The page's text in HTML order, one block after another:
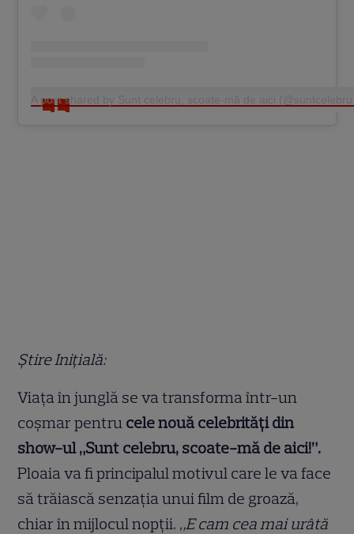
A post shared by Sunt celebru, scoate-mă de aici
Știre Inițială:
Viața în junglă se va transforma într-un
coșmar pentru cele nouă celebrități din
show-ul „Sunt celebru, scoate-mă de aici!”.
Ploaia va fi principalul motivul care le va face
să trăiască senzația unui film de groază,
chiar în mijlocul nopții. „E cam cea mai urâtă